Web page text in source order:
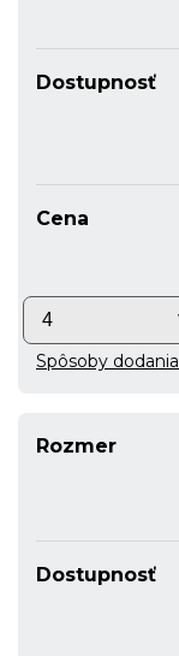
Dostupnosť
Cena
Spôsoby dodania
Rozmer
Dostupnosť